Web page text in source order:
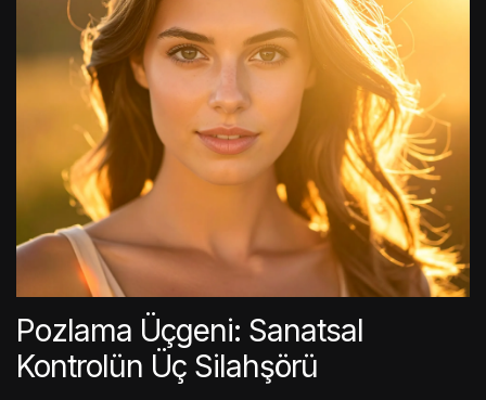
Pozlama Üçgeni: Sanatsal
Kontrolün Üç Silahşörü